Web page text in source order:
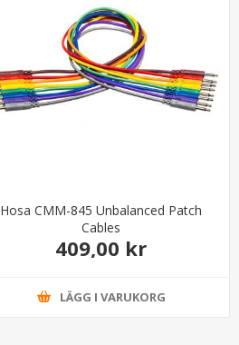
Hosa CMM-845 Unbalanced Patch
Cables
409,00 kr
LÄGG I VARUKORG